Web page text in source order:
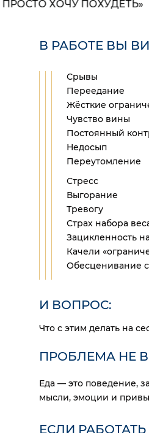
ХОЧУ ПОХУДЕТЬ»
В РАБОТЕ ВЫ
И ВОПРОС:
Срывы
Переедание
Жёсткие
Чувство вины
Постоянный
Недосып
Переутомление
Что с этим делать на
ПРОБЛЕМА НЕ
Еда — это поведение,
мысли, эмоции и
ЕСЛИ
Стресс
Выгорание
Тревогу
Страх набора
Зацикленность
Качели
Обесценивание